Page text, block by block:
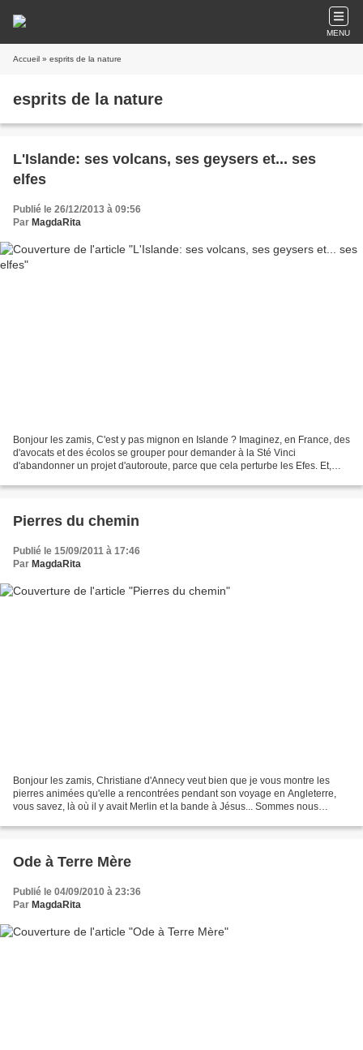
MENU
Accueil » esprits de la nature
esprits de la nature
L'Islande: ses volcans, ses geysers et... ses
elfes
Publié le 26/12/2013 à 09:56
Par MagdaRita
Bonjour les zamis, C'est y pas mignon en Islande ? Imaginez, en France, des
d'avocats et des écolos se grouper pour demander à la Sté Vinci
d'abandonner un projet d'autoroute, parce que cela perturbe les Efes. Et,
Pierres du chemin
Publié le 15/09/2011 à 17:46
Par MagdaRita
Bonjour les zamis, Christiane d'Annecy veut bien que je vous montre les
pierres animées qu'elle a rencontrées pendant son voyage en Angleterre,
vous savez, là où il y avait Merlin et la bande à Jésus... Sommes nous
Ode à Terre Mère
Publié le 04/09/2010 à 23:36
Par MagdaRita